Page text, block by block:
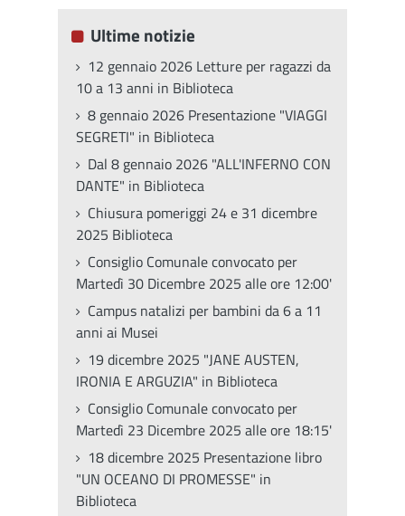
Ultime notizie
12 gennaio 2026 Letture per ragazzi da
10 a 13 anni in Biblioteca
8 gennaio 2026 Presentazione "VIAGGI
SEGRETI" in Biblioteca
Dal 8 gennaio 2026 "ALL'INFERNO CON
DANTE" in Biblioteca
Chiusura pomeriggi 24 e 31 dicembre
2025 Biblioteca
Consiglio Comunale convocato per
Martedì 30 Dicembre 2025 alle ore 12:00'
Campus natalizi per bambini da 6 a 11
anni ai Musei
19 dicembre 2025 "JANE AUSTEN,
IRONIA E ARGUZIA" in Biblioteca
Consiglio Comunale convocato per
Martedì 23 Dicembre 2025 alle ore 18:15'
18 dicembre 2025 Presentazione libro
"UN OCEANO DI PROMESSE" in
Biblioteca